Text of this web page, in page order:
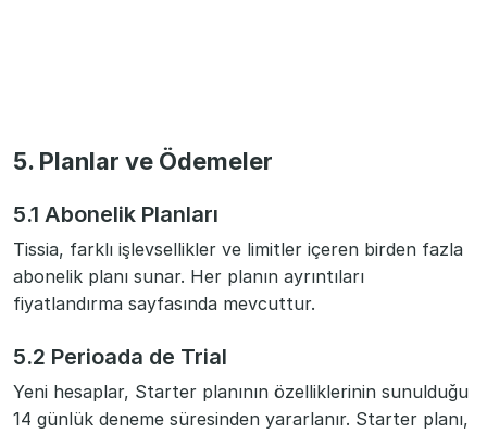
5. Planlar ve Ödemeler
5.1 Abonelik Planları
Tissia, farklı işlevsellikler ve limitler içeren birden fazla
abonelik planı sunar. Her planın ayrıntıları
fiyatlandırma sayfasında mevcuttur.
5.2 Perioada de Trial
Yeni hesaplar, Starter planının özelliklerinin sunulduğu
14 günlük deneme süresinden yararlanır. Starter planı,